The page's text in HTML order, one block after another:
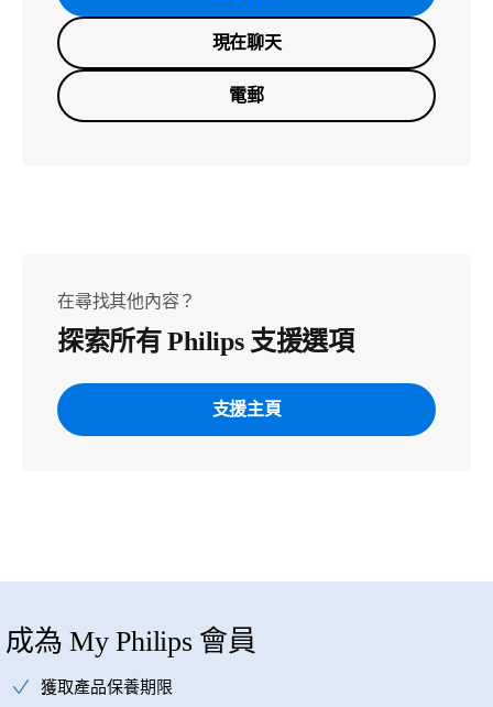
現在聊天
電郵
在尋找其他內容？
探索所有 Philips 支援選項
支援主頁
成為 My Philips 會員
獲取產品保養期限